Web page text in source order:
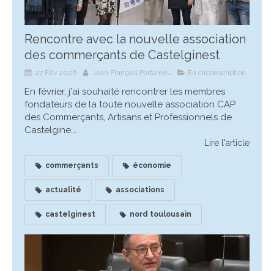
Rencontre avec la nouvelle association
des commerçants de Castelginest
27 Fév 2026 Jean François Portarrieu En circonscription
En février, j'ai souhaité rencontrer les membres
fondateurs de la toute nouvelle association CAP
des Commerçants, Artisans et Professionnels de
Castelgine...
Lire l'article
commerçants économie
actualité associations
castelginest nord toulousain